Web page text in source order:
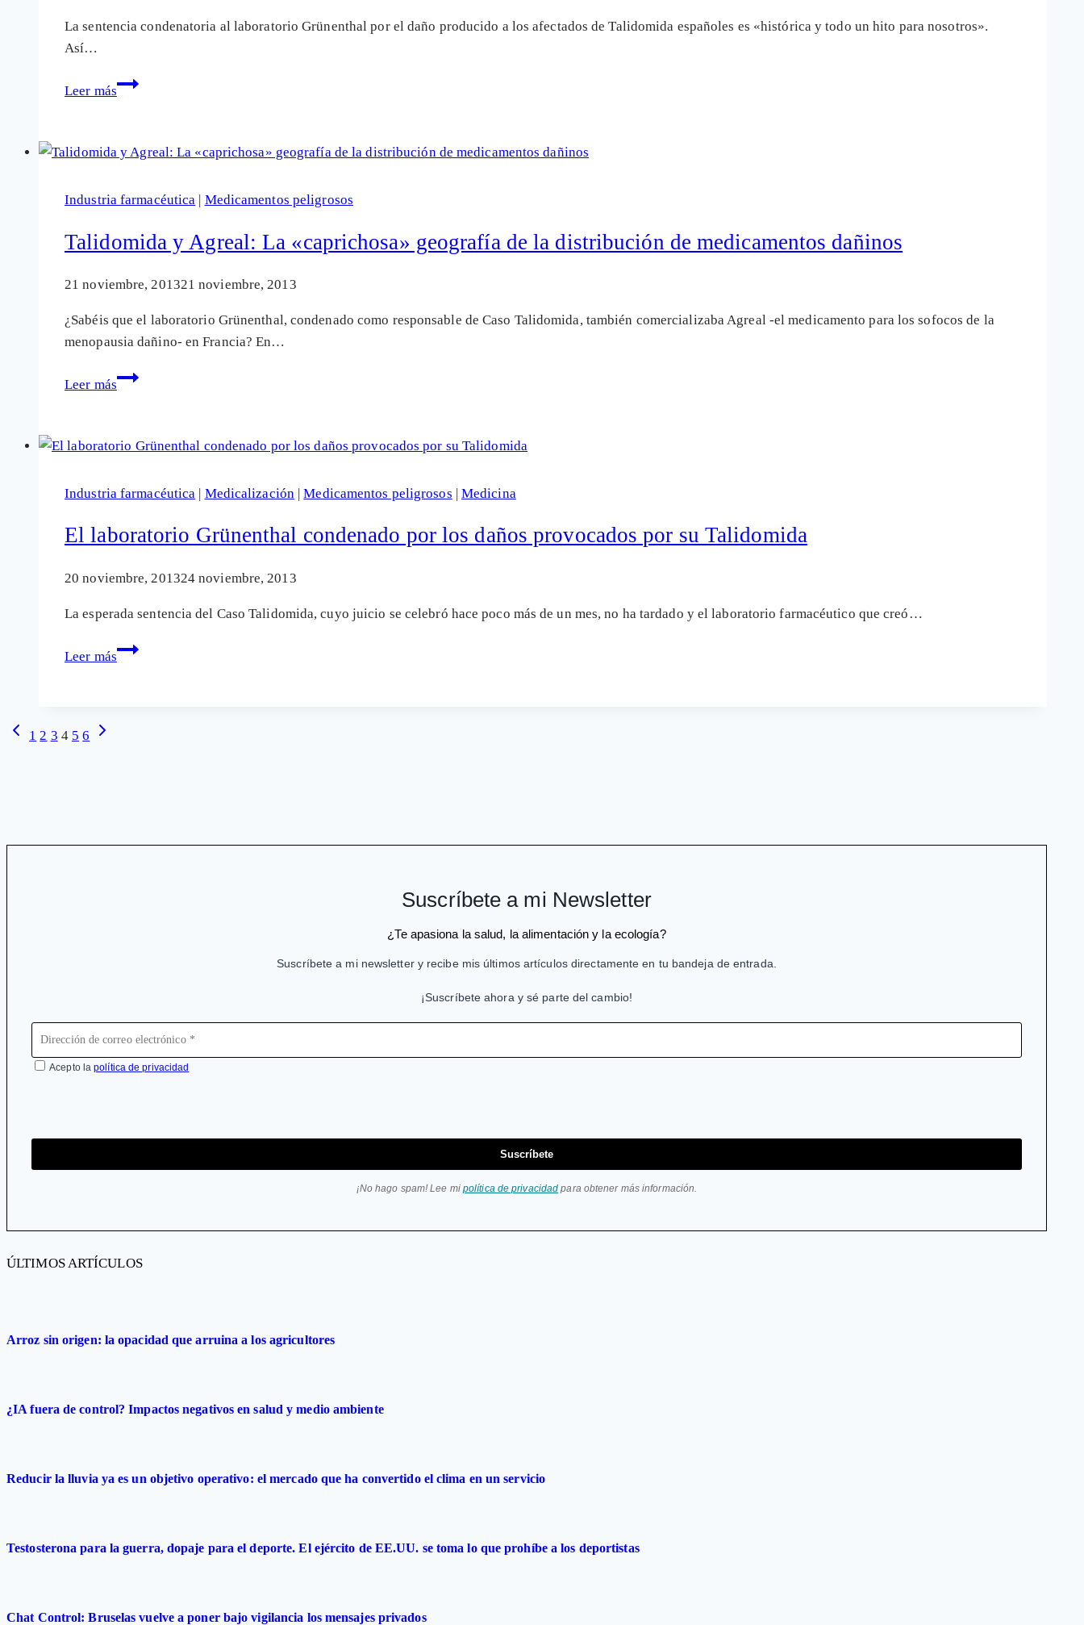
de
La sentencia condenatoria al laboratorio Grünenthal por el daño producido a los afectados de Talidomida españoles es «histórica y todo un hito para nosotros».
Así…
Leer más
Caso
nueva
de
de
los
daños
medicamentos?
Industria farmacéutica Medicamentos peligrosos
Talidomida y Agreal: La «caprichosa» geografía de la distribución de medicamentos dañinos
21 noviembre, 201321 noviembre, 2013
¿Sabéis que el laboratorio Grünenthal, condenado como responsable de Caso Talidomida, también comercializaba Agreal -el medicamento para los sofocos de la
menopausia dañino- en Francia? En…
Leer más
Talidomida
La
geografía
la
distribución
de
dañinos
Industria farmacéutica | Medicalización |Medicamentos peligrosos | Medicina
El laboratorio Grünenthal condenado por los daños provocados por su Talidomida
20 noviembre, 201324 noviembre, 2013
La esperada sentencia del Caso Talidomida, cuyo juicio se celebró hace poco más de un mes, no ha tardado y el laboratorio farmacéutico que creó…
Leer más
El
su
Navegación
Página
1 2 3 4 5 6
Siguiente
Suscríbete a mi Newsletter
¿Te apasiona la salud, la alimentación y la ecología?
Suscríbete a mi newsletter y recibe mis últimos artículos directamente en tu bandeja de entrada.
¡Suscríbete ahora y sé parte del cambio!
Acepto lapolítica de privacidad
Suscríbete
¡No hago spam! Lee mi política de privacidad para obtener más información.
ÚLTIMOS ARTÍCULOS
Arroz sin origen: la opacidad que arruina a los agricultores
¿IA fuera de control? Impactos negativos en salud y medio ambiente
Reducir la lluvia ya es un objetivo operativo: el mercado que ha convertido el clima en un servicio
Testosterona para la guerra, dopaje para el deporte. El ejército de EE.UU. se toma lo que prohíbe a los deportistas
Chat Control: Bruselas vuelve a poner bajo vigilancia los mensajes privados